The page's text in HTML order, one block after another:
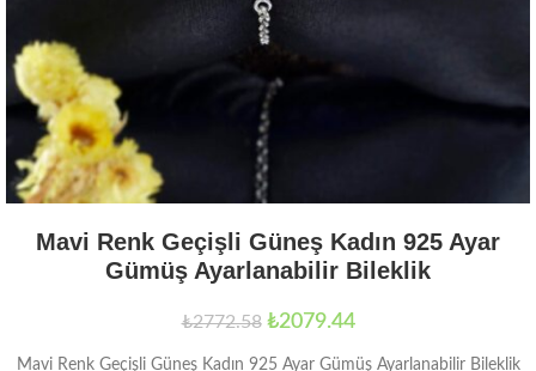
Mavi Renk Geçişli Güneş Kadın 925 Ayar
Gümüş Ayarlanabilir Bileklik
₺2772.58 ₺2079.44
Mavi Renk Geçişli Güneş Kadın 925 Ayar Gümüş Ayarlanabilir Bileklik